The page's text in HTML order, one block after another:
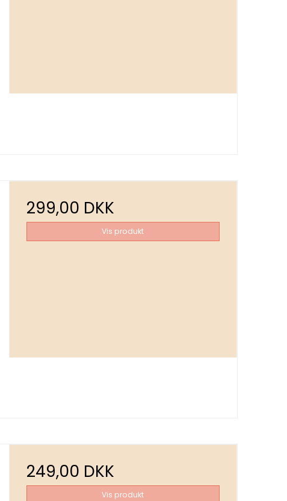
299,00 DKK
Vis produkt
249,00 DKK
Vis produkt